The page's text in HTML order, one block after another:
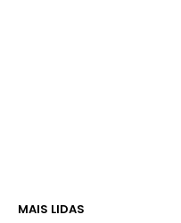
MAIS LIDAS